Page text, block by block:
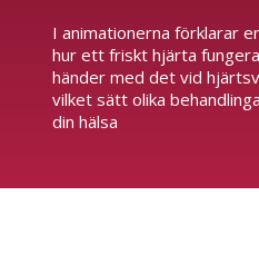
I animationerna förklarar
hur ett friskt hjärta
händer med det vid
vilket sätt olika
din hälsa